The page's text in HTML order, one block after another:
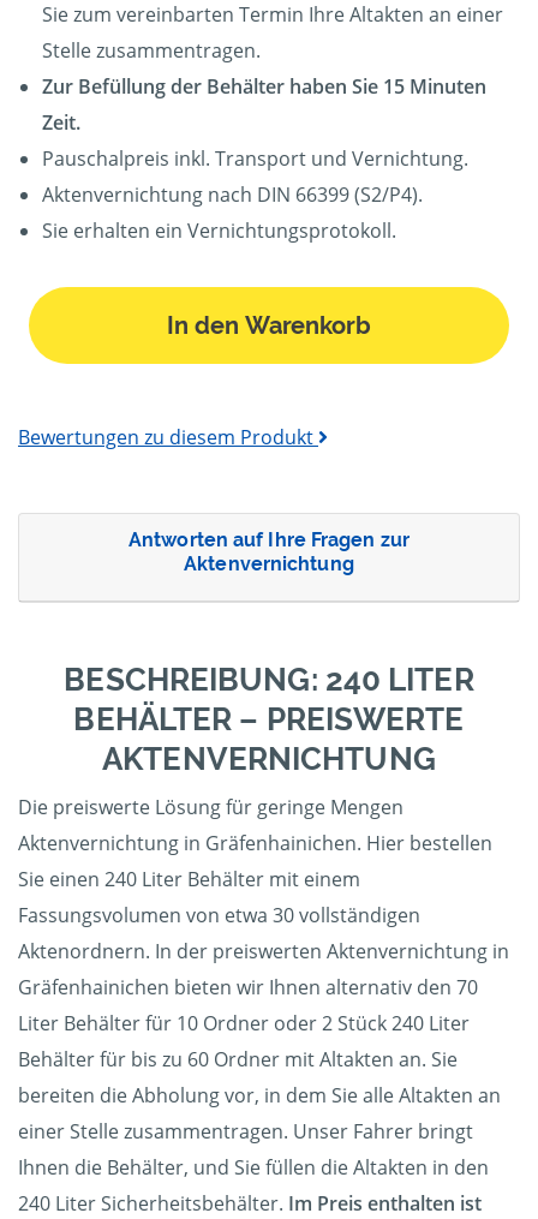
Sie zum vereinbarten Termin Ihre Altakten an einer
Stelle zusammentragen.
Zur Befüllung der Behälter haben Sie 15 Minuten
Zeit.
Pauschalpreis inkl. Transport und Vernichtung.
Aktenvernichtung nach DIN 66399 (S2/P4).
Sie erhalten ein Vernichtungsprotokoll.
In den Warenkorb
Bewertungen zu diesem Produkt
Antworten auf Ihre Fragen zur
Aktenvernichtung
BESCHREIBUNG: 240 LITER
BEHÄLTER – PREISWERTE
AKTENVERNICHTUNG
Die preiswerte Lösung für geringe Mengen
Aktenvernichtung in Gräfenhainichen. Hier bestellen
Sie einen 240 Liter Behälter mit einem
Fassungsvolumen von etwa 30 vollständigen
Aktenordnern. In der preiswerten Aktenvernichtung in
Gräfenhainichen bieten wir Ihnen alternativ den 70
Liter Behälter für 10 Ordner oder 2 Stück 240 Liter
Behälter für bis zu 60 Ordner mit Altakten an. Sie
bereiten die Abholung vor, in dem Sie alle Altakten an
einer Stelle zusammentragen. Unser Fahrer bringt
Ihnen die Behälter, und Sie füllen die Altakten in den
240 Liter Sicherheitsbehälter. Im Preis enthalten ist